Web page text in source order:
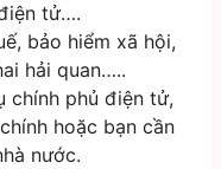
tử….
bảo hiểm xã hội,
hải quan…..
chính phủ điện tử,
hoặc bạn cần
nước.